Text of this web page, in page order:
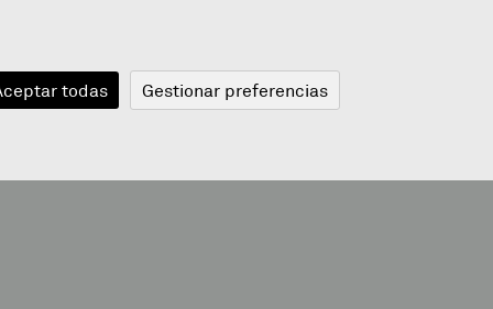
JANGELA BLOGA BERRIAK
todas Gestionar preferencias